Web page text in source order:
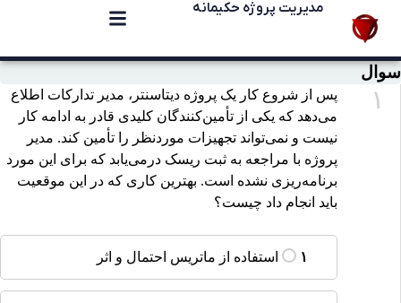
مدیریت پروژه حکیمانه
سوال
۱
پس از شروع کار یک پروژه دیتاسنتر، مدیر تدارکات اطلاع
می‌دهد که یکی از تأمین‌کنندگان کلیدی قادر به ادامه کار
نیست و نمی‌تواند تجهیزات موردنظر را تأمین کند. مدیر
پروژه با مراجعه به ثبت ریسک درمی‌یابد که برای این مورد
برنامه‌ریزی نشده است. بهترین کاری که در این موقعیت
باید انجام داد چیست؟
۱ استفاده از ماتریس احتمال و اثر